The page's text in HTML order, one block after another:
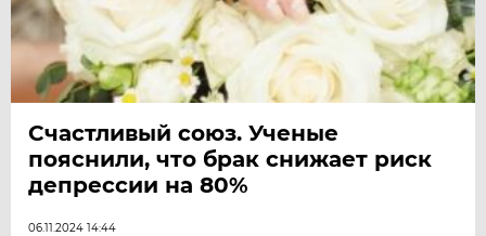
Счастливый союз. Ученые
пояснили, что брак снижает риск
депрессии на 80%
06.11.2024 14:44